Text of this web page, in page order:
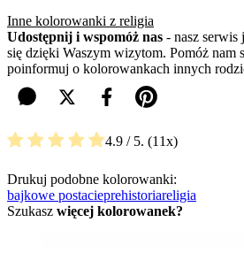
Inne kolorowanki z religia
Udostępnij i wspomóż nas - nasz
się dzięki Waszym wizytom. Pomóż nam
poinformuj o kolorowankach innych
4.9 / 5. 11
Drukuj podobne kolorowanki:
bajkowe postacieprehistoriareligia
Szukasz więcej kolorowanek?